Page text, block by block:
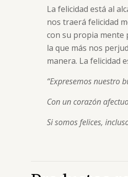
La felicidad está al
nos traerá felicidad
con su propia mente
la que más nos
manera. La felicidad
“Expresemos nuestro
Con un corazón
Si somos felices,